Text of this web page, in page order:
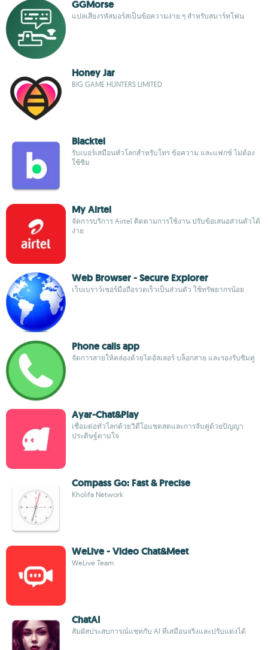
GGMorse
แปลเสียงรหัสมอร์สเป็นข้อความง่าย ๆ สำหรับสมาร์ทโฟน
Honey Jar
BIG GAME HUNTERS LIMITED
Blacktel
รับเบอร์เสมือนทั่วโลกสำหรับโทร ข้อความ และแฟกซ์ ไม่ต้อง
ใช้ซิม
My Airtel
จัดการบริการ Airtel ติดตามการใช้งาน ปรับข้อเสนอส่วนตัวได้
ง่าย
Web Browser - Secure Explorer
เว็บเบราว์เซอร์มือถือรวดเร็วเป็นส่วนตัว ใช้ทรัพยากรน้อย
Phone calls app
จัดการสายให้คล่องด้วยไดอัลเลอร์ บล็อกสาย และรองรับซิมคู่
Ayar-Chat&Play
เชื่อมต่อทั่วโลกด้วยวิดีโอแชตสดและการจับคู่ด้วยปัญญา
ประดิษฐ์ตามใจ
Compass Go: Fast & Precise
Kholifa Network
WeLive - Video Chat&Meet
WeLive Team
ChatAI
สัมผัสประสบการณ์แชทกับ AI ที่เสมือนจริงและปรับแต่งได้